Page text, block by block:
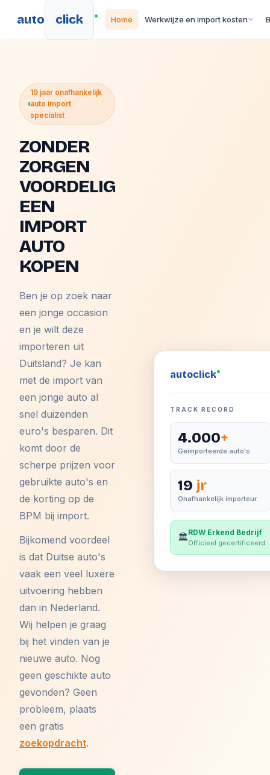
auto click Home Werkwijze en import kosten
19 jaar onafhankelijk
auto import
specialist
ZONDER
ZORGEN
VOORDELIG
EEN
IMPORT
AUTO
KOPEN
Ben je op zoek naar
een jonge occasion
en je wilt deze
importeren uit
Duitsland? Je kan
met de import van
een jonge auto al
snel duizenden
euro's besparen. Dit
komt door de
scherpe prijzen voor
gebruikte auto's en
de korting op de
BPM bij import.
Bijkomend voordeel
is dat Duitse auto's
vaak een veel luxere
uitvoering hebben
dan in Nederland.
Wij helpen je graag
bij het vinden van je
nieuwe auto. Nog
geen geschikte auto
gevonden? Geen
probleem, plaats
een gratis
zoekopdracht.
autoclick
TRACK RECORD
4.000+
Geïmporteerde auto's
19 jr
Onafhankelijk importeur
🏛️RDW Erkend Bedrijf
Officieel gecertificeerd